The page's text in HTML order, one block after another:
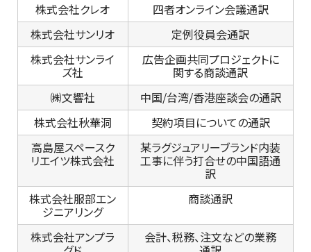
株式会社クレオ
四者オンライン会議通訳
株式会社サンリオ
定例役員会通訳
株式会社サンライ
ズ社
広告企画共同プロジェクトに
関する商談通訳
㈱文響社
中国/台湾/香港座談会の通訳
株式会社秋華洞
契約項目についての通訳
高島屋スペースク
リエイツ株式会社
某ラグジュアリーブランド内装
工事に伴う打合せの中国語通
訳
株式会社服部エン
ジニアリング
商談通訳
株式会社アンプラ 会計、税務、注文などの業務